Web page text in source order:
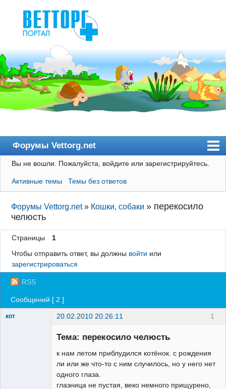
Форумы Vettorg.net
Главная
Пользователи
Правила
Поиск
Регистрация
Вход
Вы не вошли. Пожалуйста, войдите или зарегистрируйтесь.
Активные темы Темы без ответов
Форумы Vettorg.net » Кошки, собаки » перекосило
челюсть
Страницы
1
Чтобы отправить ответ, вы должны войти или
зарегистрироваться
RSS
Сообщений [ 2 ]
1
кот 20.02.2010 20:26:11
Зарегистрированный
Тема: перекосило челюсть
к нам летом приблудился котёнок. с рождения
ли или же что-то с ним случилось, но у него нет
одного глаза.
глазница не пустая, веко немного прищурено,